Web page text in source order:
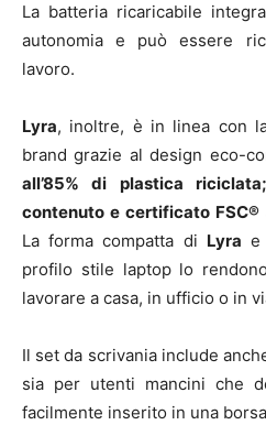
La batteria ricaricabile
autonomia e può essere
lavoro.
Lyra, inoltre, è in linea con
brand grazie al design eco-
all’85% di plastica
contenuto e certificato
La forma compatta di Lyra e
profilo stile laptop lo
lavorare a casa, in ufficio o in
Il set da scrivania include
sia per utenti mancini che
facilmente inserito in una